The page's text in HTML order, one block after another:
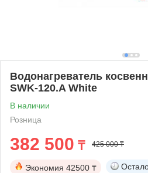
Водонагреватель
SWK-120.A White
В наличии
Розница
382 500 ₸ 425 000 ₸
Экономия 42500 ₸